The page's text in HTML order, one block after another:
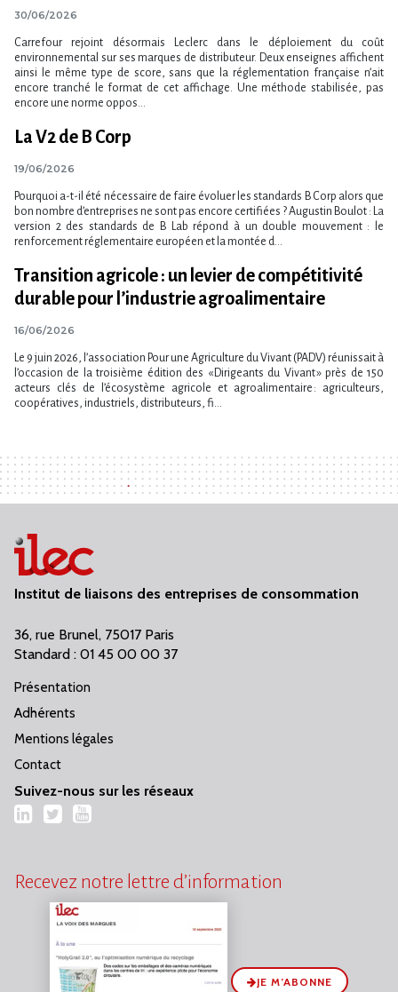
30/06/2026
Carrefour rejoint désormais Leclerc dans le déploiement du coût
environnemental sur ses marques de distributeur. Deux enseignes affichent
ainsi le même type de score, sans que la réglementation française n​‌’ait
encore tranché le format de cet affichage. Une méthode stabilisée, pas
encore une norme oppos...
La V2 de B Corp
19/06/2026
Pourquoi a-t-il été nécessaire de faire évoluer les standards B Corp alors que
bon nombre d’entreprises ne sont pas encore certifiées ? Augustin Boulot : La
version 2 des standards de B Lab répond à un double mouvement : le
renforcement réglementaire européen et la montée d...
Transition agricole : un levier de compétitivité
durable pour l’industrie agroalimentaire
16/06/2026
Le 9 juin 2026, l’association Pour une Agriculture du Vivant (PADV) réunissait à
l’occasion de la troisième édition des « Dirigeants du Vivant » près de 150
acteurs clés de l’écosystème agricole et agroalimentaire : agriculteurs,
coopératives, industriels, distributeurs, fi...
Institut de liaisons des entreprises de consommation
36, rue Brunel, 75017 Paris
Standard : 01 45 00 00 37
Présentation
Adhérents
Mentions légales
Contact
Suivez-nous sur les réseaux
LinkedIn
TwitterYouTube
Recevez notre lettre d’information
JE M’ABONNE